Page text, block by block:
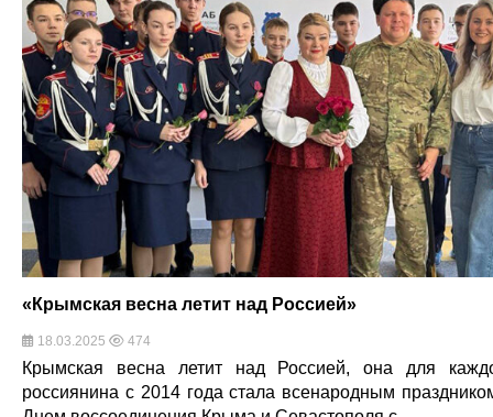
«Крымская весна летит над Россией»
18.03.2025 474
Крымская весна летит над Россией, она для
россиянина с 2014 года стала всенародным